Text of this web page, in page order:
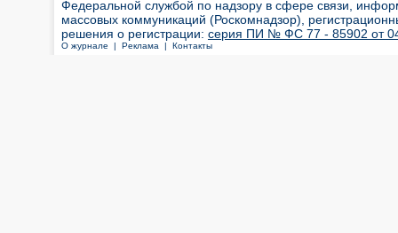
Федеральной службой по надзору в сфере связи,
массовых коммуникаций (Роскомнадзор),
решения о регистрации: серия ПИ № ФС 77 - 85902 от 04
О журнале | Реклама | Контакты